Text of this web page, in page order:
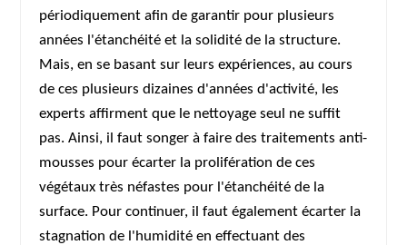
périodiquement afin de garantir pour plusieurs
années l'étanchéité et la solidité de la structure.
Mais, en se basant sur leurs expériences, au cours
de ces plusieurs dizaines d'années d'activité, les
experts affirment que le nettoyage seul ne suffit
pas. Ainsi, il faut songer à faire des traitements anti-
mousses pour écarter la prolifération de ces
végétaux très néfastes pour l'étanchéité de la
surface. Pour continuer, il faut également écarter la
stagnation de l'humidité en effectuant des